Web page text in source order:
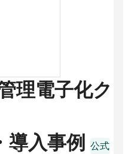
理電子化ク
導入事例